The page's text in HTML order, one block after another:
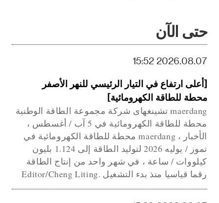
حتى الآن
2026.08.07 15:52
[أعلى ارتفاع في التيار الرئيسي للنهر الأصفر
محطة للطاقة الكهرومائية]
maerdang تشينغهاى شركة مجموعة الطاقة الوطنية
محطة للطاقة الكهرومائية في 5 آب / أغسطس ،
الأخبار ، maerdang محطة للطاقة الكهرومائية في
تموز / يوليه 2026 لتوليد الطاقة إلى 1.124 بليون
كيلووات / ساعة ، في شهر واحد من إنتاج الطاقة
رقما قياسيا منذ بدء التشغيل .Editor/Cheng Liting